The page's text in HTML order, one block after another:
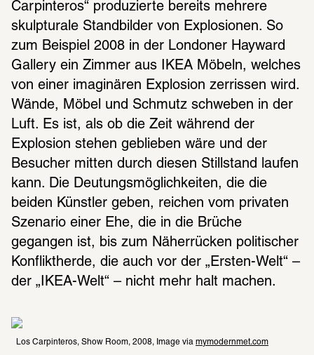
Carpinteros“ produzierte bereits mehrere
skulpturale Standbilder von Explosionen. So
zum Beispiel 2008 in der Londoner Hayward
Gallery ein Zimmer aus IKEA Möbeln, welches
von einer imaginären Explosion zerrissen wird.
Wände, Möbel und Schmutz schweben in der
Luft. Es ist, als ob die Zeit während der
Explosion stehen geblieben wäre und der
Besucher mitten durch diesen Stillstand laufen
kann. Die Deutungsmöglichkeiten, die die
beiden Künstler geben, reichen vom privaten
Szenario einer Ehe, die in die Brüche
gegangen ist, bis zum Näherrücken politischer
Konfliktherde, die auch vor der „Ersten-Welt“ –
der „IKEA-Welt“ – nicht mehr halt machen.
Los Carpinteros, Show Room, 2008, Image via mymodernmet.com